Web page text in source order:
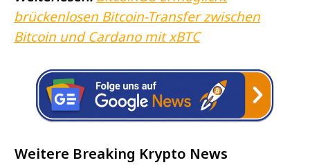
brückenlosen Bitcoin-Transfer zwischen
Bitcoin und Cardano mit xBTC
Weitere Breaking Krypto News